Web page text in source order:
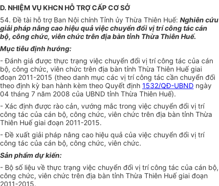
D. NHIỆM VỤ KHCN HỖ TRỢ CẤP CƠ SỞ
54. Đề tài hỗ trợ Ban Nội chính Tỉnh ủy Thừa Thiên Huế: Nghiên cứu
giải pháp nâng cao hiệu quả việc chuyển đổi vị trí công tác cán
bộ, công chức, viên chức trên địa bàn tỉnh Thừa Thiên Huế.
Mục tiêu định hướng:
- Đánh giá được thực trạng việc chuyển đổi vị trí công tác của cán
bộ, công chức, viên chức trên địa bàn tỉnh Thừa Thiên Huế giai
đoạn 2011-2015 (theo danh mục các vị trí công tác cần chuyển đổi
theo định kỳ ban hành kèm theo Quyết định 1532/QĐ-UBND ngày
04 tháng 7 năm 2008 của UBND tỉnh Thừa Thiên Huế).
- Xác định được rào cản, vướng mắc trong việc chuyển đổi vị trí
công tác của cán bộ, công chức, viên chức trên địa bàn tỉnh Thừa
Thiên Huế giai đoạn 2011-2015.
- Đề xuất giải pháp nâng cao hiệu quả của việc chuyển đổi vị trí
công tác của cán bộ, công chức, viên chức.
Sản phẩm dự kiến:
- Bộ số liệu về thực trạng việc chuyển đổi vị trí công tác của cán bộ,
công chức, viên chức trên địa bàn tỉnh Thừa Thiên Huế giai đoạn
2011-2015.